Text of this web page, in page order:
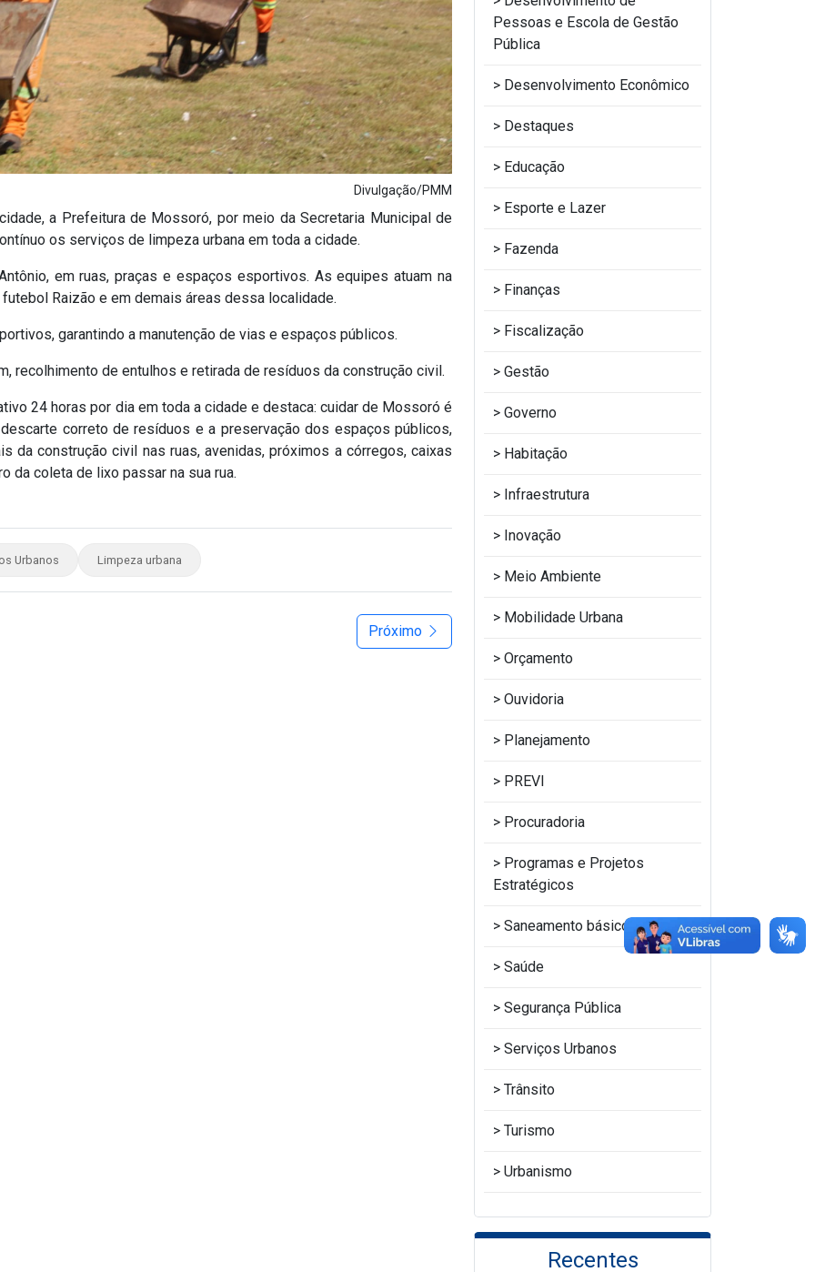
Divulgação/PMM
a Prefeitura de Mossoró, por meio da Secretaria Municipal de
os serviços de limpeza urbana em toda a cidade.
em ruas, praças e espaços esportivos. As equipes atuam na
Raizão e em demais áreas dessa localidade.
garantindo a manutenção de vias e espaços públicos.
recolhimento de entulhos e retirada de resíduos da construção civil.
24 horas por dia em toda a cidade e destaca: cuidar de Mossoró é
correto de resíduos e a preservação dos espaços públicos,
da construção civil nas ruas, avenidas, próximos a córregos, caixas
da coleta de lixo passar na sua rua.
Urbanos Limpeza urbana
Próximo
Pessoas e Escola de Gestão
Pública
Desenvolvimento Econômico
Destaques
Educação
Esporte e Lazer
Fazenda
Finanças
Fiscalização
Gestão
Governo
Habitação
Infraestrutura
Inovação
Meio Ambiente
Mobilidade Urbana
Orçamento
Ouvidoria
Planejamento
PREVI
Procuradoria
Programas e Projetos
Estratégicos
Saneamento básico
Saúde
Segurança Pública
Serviços Urbanos
Trânsito
Turismo
Urbanismo
Recentes